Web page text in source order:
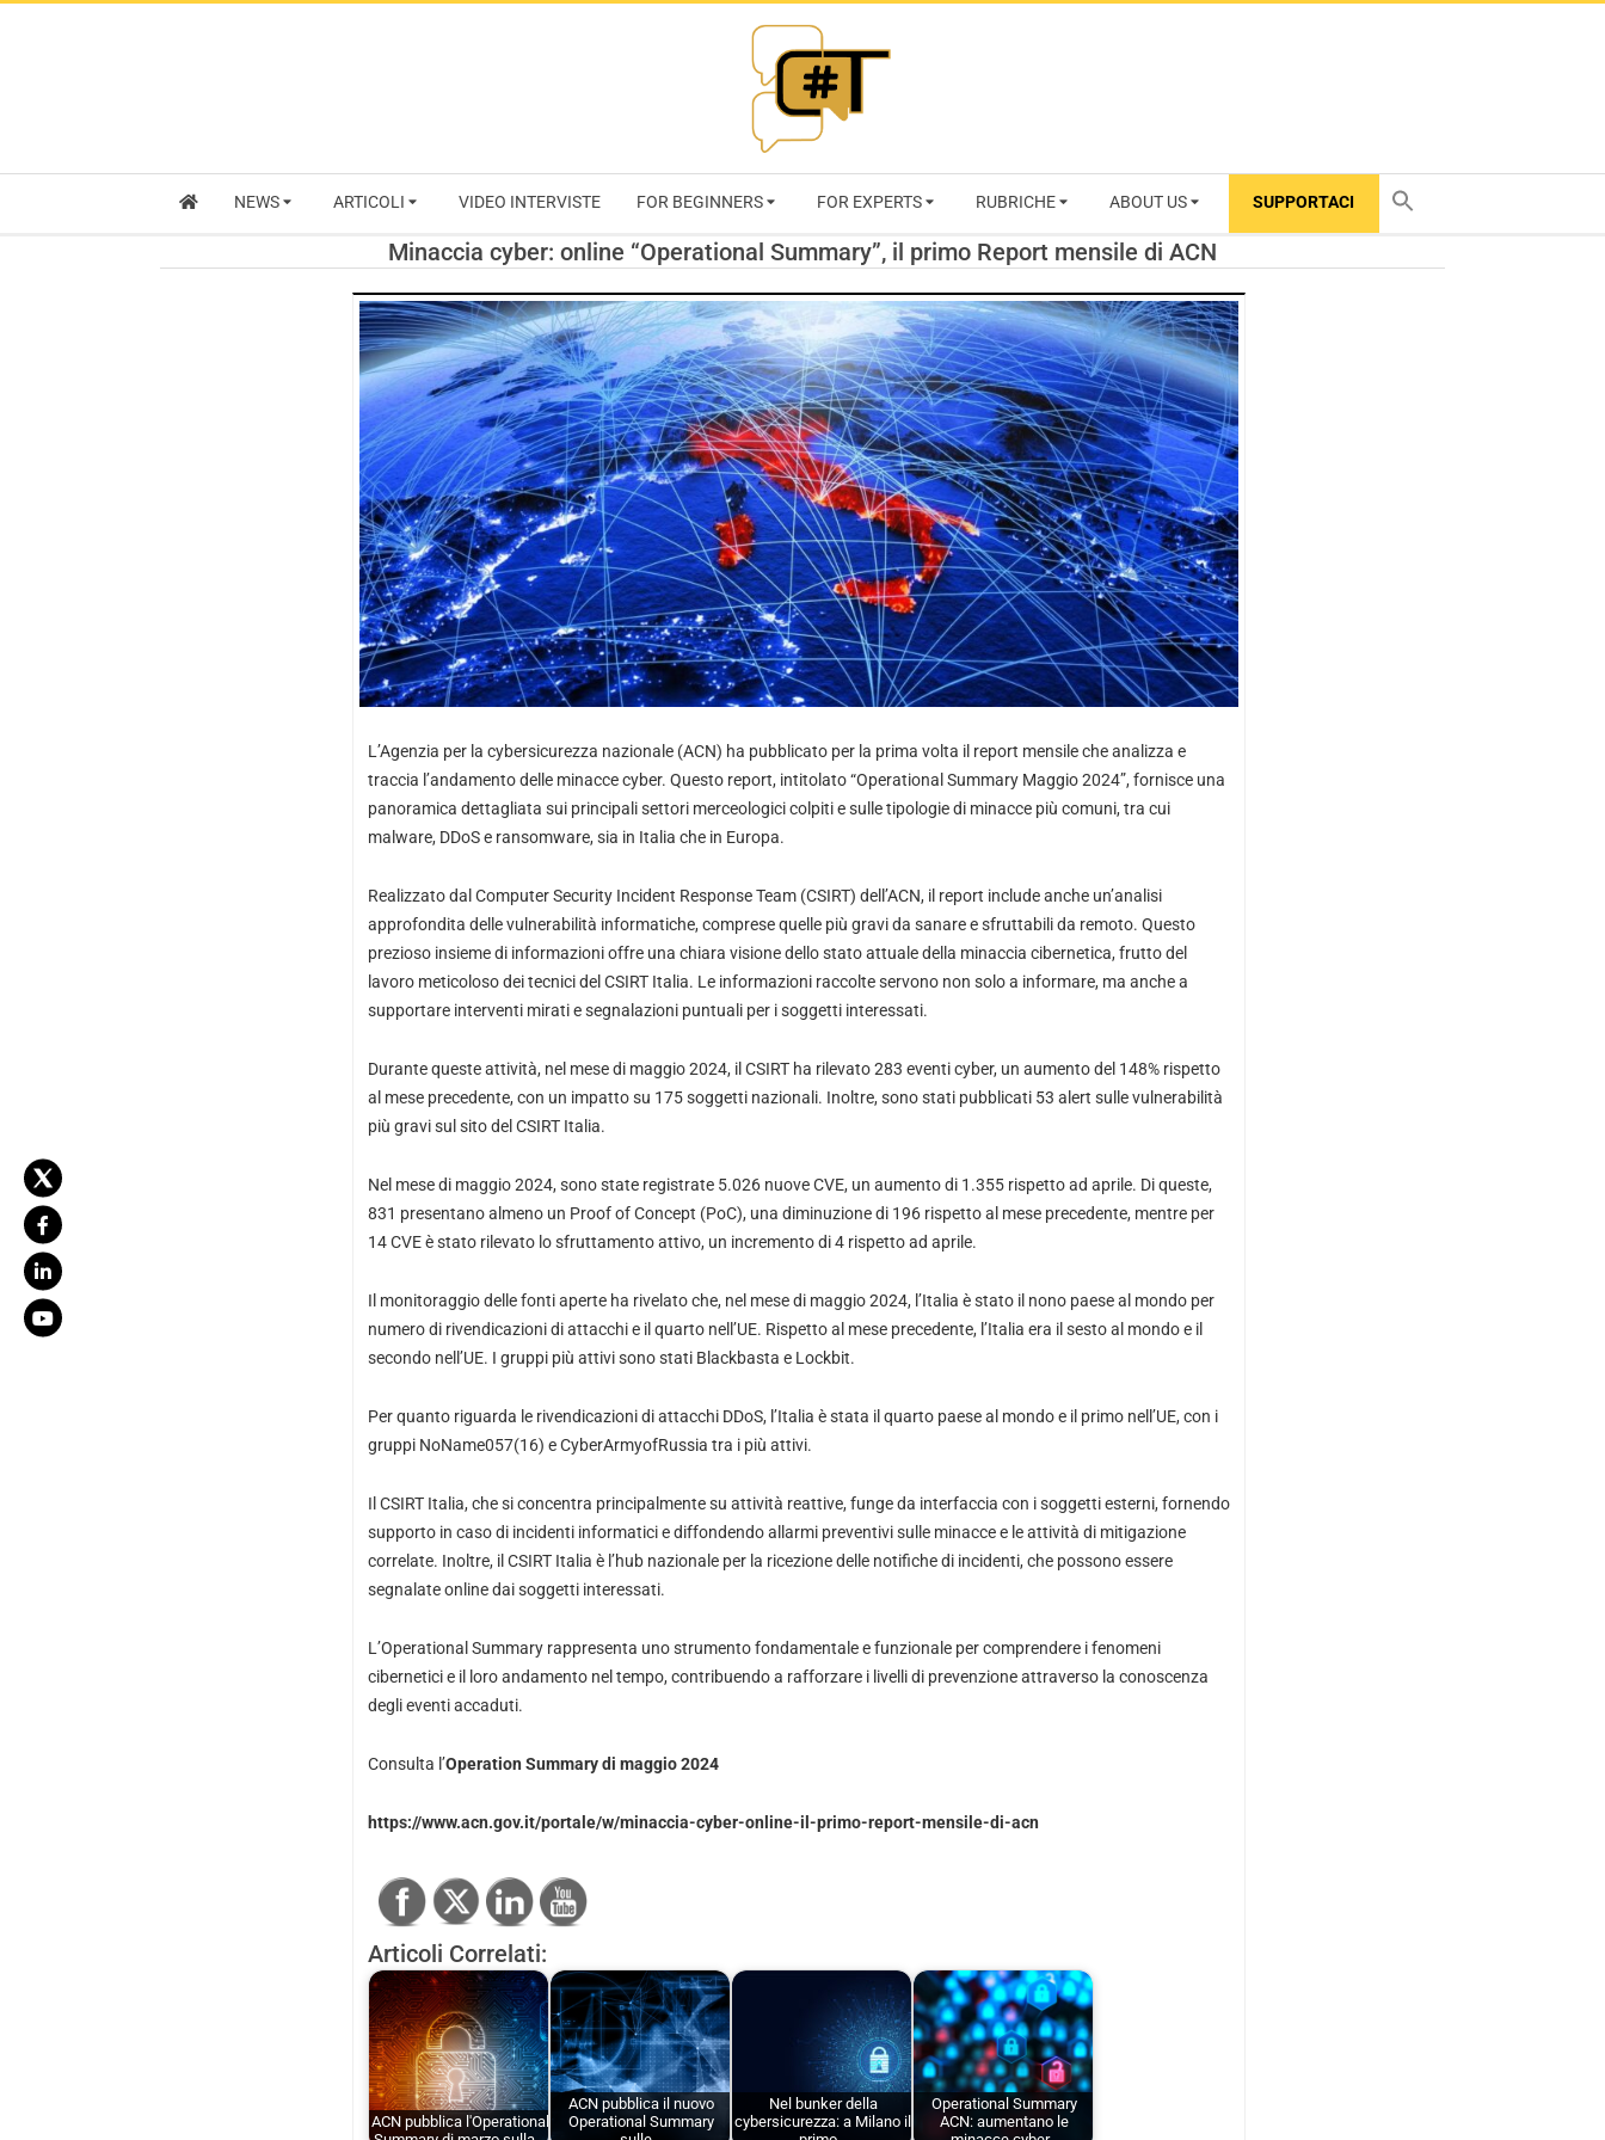
RIVISTA
CYBERSECURITY
TRENDS
NEWS ARTICOLI VIDEO INTERVISTE FOR BEGINNERS FOR EXPERTS RUBRICHE ABOUT US SUPPORTACI
Minaccia cyber: online “Operational Summary”, il primo Report mensile di ACN
L’Agenzia per la cybersicurezza nazionale (ACN) ha pubblicato per la prima volta il report mensile che analizza e
traccia l’andamento delle minacce cyber. Questo report, intitolato “Operational Summary Maggio 2024”, fornisce una
panoramica dettagliata sui principali settori merceologici colpiti e sulle tipologie di minacce più comuni, tra cui
malware, DDoS e ransomware, sia in Italia che in Europa.
Realizzato dal Computer Security Incident Response Team (CSIRT) dell’ACN, il report include anche un’analisi
approfondita delle vulnerabilità informatiche, comprese quelle più gravi da sanare e sfruttabili da remoto. Questo
prezioso insieme di informazioni offre una chiara visione dello stato attuale della minaccia cibernetica, frutto del
lavoro meticoloso dei tecnici del CSIRT Italia. Le informazioni raccolte servono non solo a informare, ma anche a
supportare interventi mirati e segnalazioni puntuali per i soggetti interessati.
Durante queste attività, nel mese di maggio 2024, il CSIRT ha rilevato 283 eventi cyber, un aumento del 148% rispetto
al mese precedente, con un impatto su 175 soggetti nazionali. Inoltre, sono stati pubblicati 53 alert sulle vulnerabilità
più gravi sul sito del CSIRT Italia.
Nel mese di maggio 2024, sono state registrate 5.026 nuove CVE, un aumento di 1.355 rispetto ad aprile. Di queste,
831 presentano almeno un Proof of Concept (PoC), una diminuzione di 196 rispetto al mese precedente, mentre per
14 CVE è stato rilevato lo sfruttamento attivo, un incremento di 4 rispetto ad aprile.
Il monitoraggio delle fonti aperte ha rivelato che, nel mese di maggio 2024, l’Italia è stato il nono paese al mondo per
numero di rivendicazioni di attacchi e il quarto nell’UE. Rispetto al mese precedente, l’Italia era il sesto al mondo e il
secondo nell’UE. I gruppi più attivi sono stati Blackbasta e Lockbit.
Per quanto riguarda le rivendicazioni di attacchi DDoS, l’Italia è stata il quarto paese al mondo e il primo nell’UE, con i
gruppi NoName057(16) e CyberArmyofRussia tra i più attivi.
Il CSIRT Italia, che si concentra principalmente su attività reattive, funge da interfaccia con i soggetti esterni, fornendo
supporto in caso di incidenti informatici e diffondendo allarmi preventivi sulle minacce e le attività di mitigazione
correlate. Inoltre, il CSIRT Italia è l’hub nazionale per la ricezione delle notifiche di incidenti, che possono essere
segnalate online dai soggetti interessati.
L’Operational Summary rappresenta uno strumento fondamentale e funzionale per comprendere i fenomeni
cibernetici e il loro andamento nel tempo, contribuendo a rafforzare i livelli di prevenzione attraverso la conoscenza
degli eventi accaduti.
Consulta l’Operation Summary di maggio 2024
https://www.acn.gov.it/portale/w/minaccia-cyber-online-il-primo-report-mensile-di-acn
Articoli Correlati:
ACN pubblica l'Operational
ACN pubblica il nuovo
Operational Summary
Nel bunker della
cybersicurezza: a Milano il
Operational Summary
ACN: aumentano le